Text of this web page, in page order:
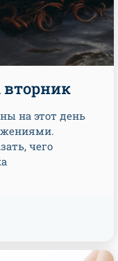
вторник
на этот день
чего